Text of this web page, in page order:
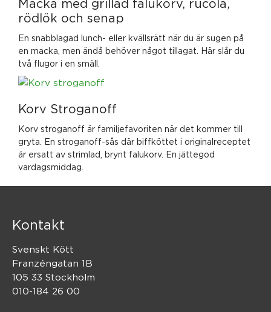
Macka med grillad falukorv, rucola,
rödlök och senap
En snabblagad lunch- eller kvällsrätt när du är sugen på
en macka, men ändå behöver något tillagat. Här slår du
två flugor i en smäll.
Korv Stroganoff
Korv stroganoff är familjefavoriten när det kommer till
gryta. En stroganoff-sås där biffköttet i originalreceptet
är ersatt av strimlad, brynt falukorv. En jättegod
vardagsmiddag.
Kontakt
Svenskt Kött
Franzéngatan 1B
105 33 Stockholm
010-184 26 00